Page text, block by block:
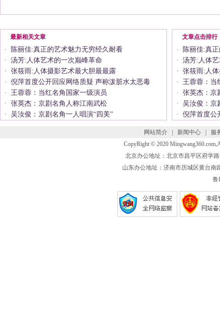
最新相关文章
·
陈丽佳:真正的艺术魅力无穷经久耐看
· 汤芳:人体艺术的一次巅峰革命
· 张筱雨:人体摄影艺术最大胆最最露
· 倪萍首度公开回应网络质疑 声称泼脏水太恶毒
· 王蓉蓉：当红名角国家一级演员
· 张英杰：京剧名角人称江南武松
· 吴汝俊：京剧名角一人唱演“四美”
文章点击排行
·
陈丽佳:真
· 汤芳:人体
· 张筱雨:人
· 王蓉蓉：当
· 张英杰：京
· 吴汝俊：京
· 倪萍首度公
网站简介 | 新闻中心 | 服
CopyRight © 2020
北京办公地址：北京市昌平区府学
山东办公地址：济南市历城区黄台南
鲁